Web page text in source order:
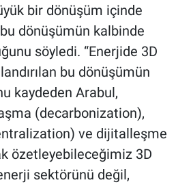
bir dönüşüm içinde
dönüşümün kalbinde
söyledi. “Enerjide 3D
bu dönüşümün
kaydeden Arabul,
(decarbonization),
ve dijitalleşme
özetleyebileceğimiz 3D
sektörünü değil,